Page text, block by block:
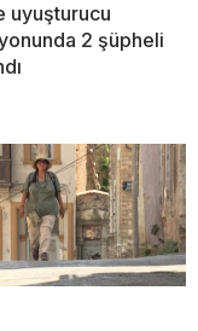
uyuşturucu
2 şüpheli